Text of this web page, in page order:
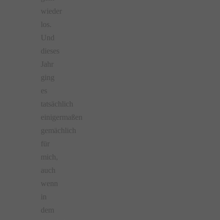
wieder
los.
Und
dieses
Jahr
ging
es
tatsächlich
einigermaßen
gemächlich
für
mich,
auch
wenn
dem